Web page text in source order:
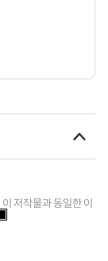
저작물과 동일한 이